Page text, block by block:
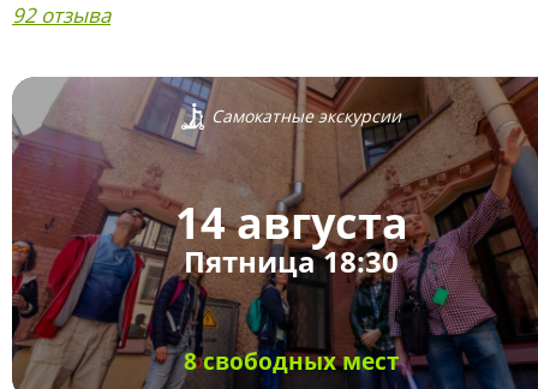
92 отзыва
Самокатные экскурсии
14 августа
Пятница 18:30
8 свободных мест